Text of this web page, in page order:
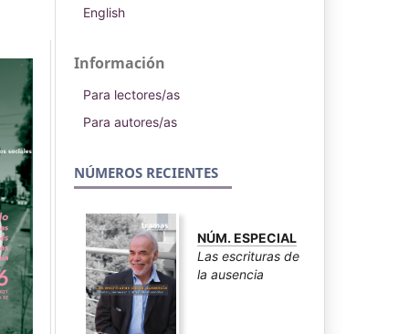
English
Información
Para lectores/as
Para autores/as
NÚMEROS RECIENTES
NÚM. ESPECIAL
Las escrituras de
la ausencia